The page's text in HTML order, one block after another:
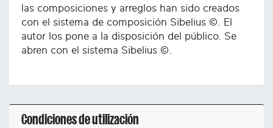
las composiciones y arreglos han sido creados
con el sistema de composición Sibelius ©. El
autor los pone a la disposición del público. Se
abren con el sistema Sibelius ©.
Condiciones de utilización